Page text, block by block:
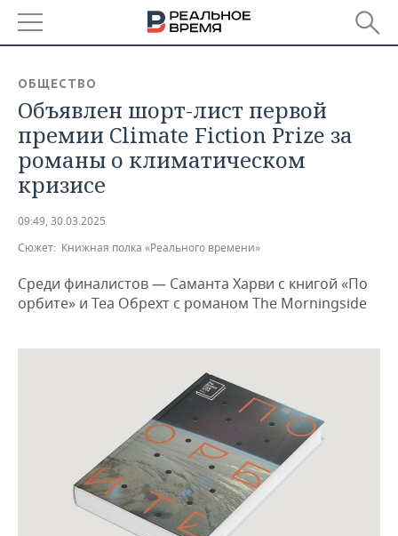
БАШКОРТОСТАН
ТАТАРСТАН
УДМУРТИЯ
НОВОСТИ
АНАЛИТИКА
НОВОСТИ АНАЛИТИКИ
ДЕКЛАРАЦИИ О ДОХОДАХ
ВУЗЫ ТАТАРСТАНА
КОМУ ПРИНАДЛЕЖАТ
ЭКОНОМИКА
НОВОСТИ ЭКОНОМИКИ
БАНКИ
БЮДЖЕТ
ПРОМЫШЛЕННОСТЬ
ПРОМЫШЛЕННОСТИ
ЭНЕРГЕТИКА
НОВОСТИ НЕДВИЖИМОСТИ
АВТО
НОВОСТИ АВТО
БИЗНЕС
РОЗНИЧНАЯ ТОРГОВЛЯ
ТРАНСПОРТ
НОВОСТИ ТЕХНОЛОГИЙ
НОВОСТИ МЕРОПРИЯТИЙ
ВЫЕЗДНАЯ РЕДАКЦИЯ
НОВОСТИ СПОРТА
ОБЩЕСТВО
ОБЩЕСТВО
Объявлен шорт-лист первой
премии Climate Fiction Prize за
романы о климатическом
кризисе
09:49, 30.03.2025
Сюжет: Книжная полка «Реального времени»
Среди финалистов — Саманта Харви с книгой «По
орбите» и Теа Обрехт с романом The Morningside